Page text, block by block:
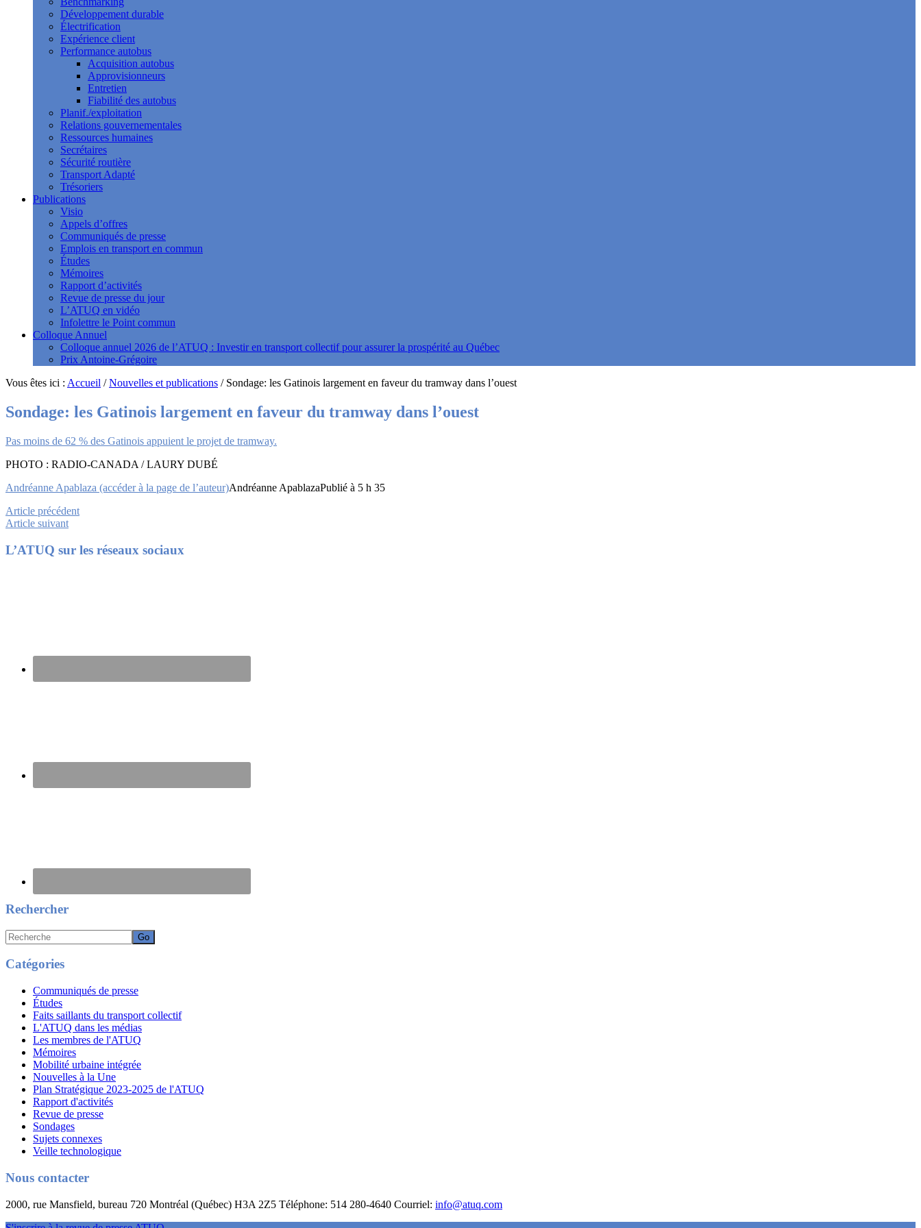
Développement durable
Électrification
Expérience client
Performance autobus
Acquisition autobus
Approvisionneurs
Entretien
Fiabilité des autobus
Planif./exploitation
Relations gouvernementales
Ressources humaines
Secrétaires
Sécurité routière
Transport Adapté
Trésoriers
Publications
Visio
Appels d’offres
Communiqués de presse
Emplois en transport en commun
Études
Mémoires
Rapport d’activités
Revue de presse du jour
L’ATUQ en vidéo
Infolettre le Point commun
Colloque Annuel
Colloque annuel 2026 de l’ATUQ : Investir en transport collectif pour assurer la prospérité au Québec
Prix Antoine-Grégoire
Vous êtes ici : Accueil /Nouvelles et publications / Sondage: les Gatinois largement en faveur du tramway dans l’ouest
Sondage: les Gatinois largement en faveur du tramway dans l’ouest
Pas moins de 62 % des Gatinois appuient le projet de tramway.
PHOTO : RADIO-CANADA / LAURY DUBÉ
Andréanne Apablaza (accéder à la page de l’auteur)Andréanne ApablazaPublié à 5 h 35
Article précédent
Article suivant
Footer
L’ATUQ sur les réseaux sociaux
Rechercher
Recherche
Catégories
Communiqués de presse
Études
Faits saillants du transport collectif
L'ATUQ dans les médias
Les membres de l'ATUQ
Mémoires
Mobilité urbaine intégrée
Nouvelles à la Une
Plan Stratégique 2023-2025 de l'ATUQ
Rapport d'activités
Revue de presse
Sondages
Sujets connexes
Veille technologique
Nous contacter
2000, rue Mansfield, bureau 720 Montréal (Québec) H3A 2Z5 Téléphone: 514 280-4640 Courriel: info@atuq.com